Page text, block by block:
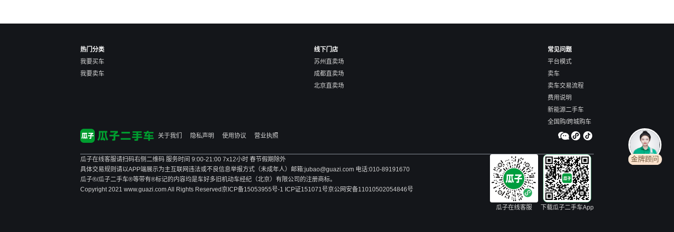
热门分类
我要买车
我要卖车
线下门店
苏州直卖场
成都直卖场
北京直卖场
常见问题
平台模式
卖车
卖车交易流程
费用说明
新能源二手车
全国购/跨城购车
关于我们
隐私声明 使用协议 营业执照
瓜子在线客服请扫码右侧二维码 服务时间 9:00-21:00 7x12小时 春节假期除外
具体交易规则请以APP端展示为主 互联网违法或不良信息举报方式（未成年人）邮箱:jubao@guazi.com 电话:010-89191670
瓜子®/瓜子二手车®等带有®标记的内容均是车好多旧机动车经纪（北京）有限公司的注册商标。
Copyright 2021 www.guazi.com All Rights Reserved京ICP备15053955号-1 ICP证151071号京公网安备11010502054846号
瓜子在线客服 下载瓜子二手车App
金牌顾问